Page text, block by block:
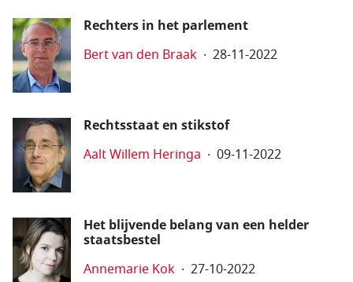
Rechters in het parlement
Bert van den Braak 28-11-2022
Rechtsstaat en stikstof
Aalt Willem Heringa 09-11-2022
Het blijvende belang van een helder
staatsbestel
Annemarie Kok 27-10-2022